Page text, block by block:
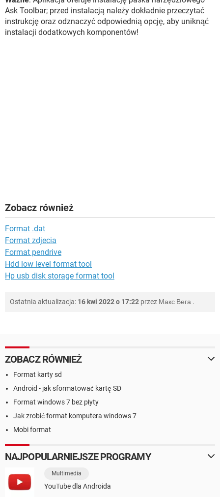
Ask Toolbar; przed instalacją należy dokładnie przeczytać
instrukcję oraz odznaczyć odpowiednią opcję, aby uniknąć
instalacji dodatkowych komponentów!
Zobacz również
Format .dat
Format zdjecia
Format pendrive
Hdd low level format tool
Hp usb disk storage format tool
Ostatnia aktualizacja: 16 kwi 2022 o 17:22 przez Макс Вега .
ZOBACZ RÓWNIEŻ
Format karty sd
Android - jak sformatować kartę SD
Format windows 7 bez płyty
Jak zrobić format komputera windows 7
Mobi format
NAJPOPULARNIEJSZE PROGRAMY
Multimedia
YouTube dla Androida